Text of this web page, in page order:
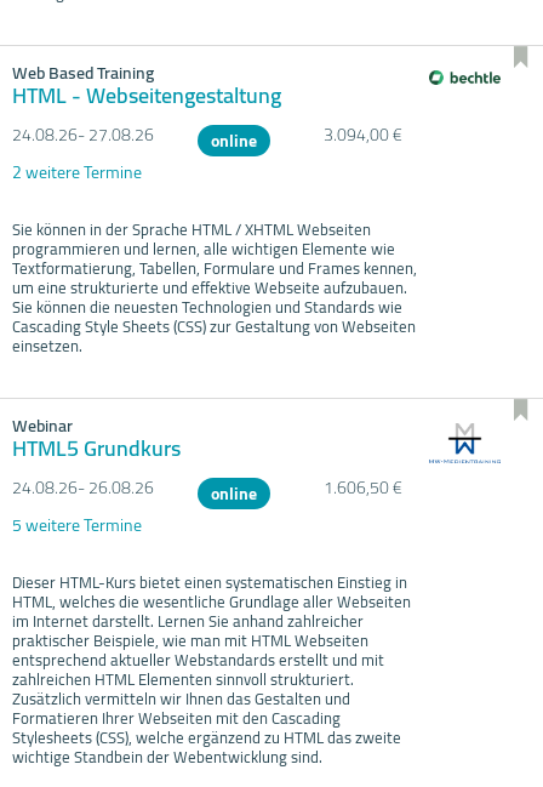
Web Based Training
HTML - Webseitengestaltung
24.08.26- 27.08.26 online
3.094,00 €
2 weitere Termine
Sie können in der Sprache HTML / XHTML Webseiten
programmieren und lernen, alle wichtigen Elemente wie
Textformatierung, Tabellen, Formulare und Frames kennen,
um eine strukturierte und effektive Webseite aufzubauen.
Sie können die neuesten Technologien und Standards wie
Cascading Style Sheets (CSS) zur Gestaltung von Webseiten
einsetzen.
Webinar
HTML5 Grundkurs
24.08.26- 26.08.26 online
1.606,50 €
5 weitere Termine
Dieser HTML-Kurs bietet einen systematischen Einstieg in
HTML, welches die wesentliche Grundlage aller Webseiten
im Internet darstellt. Lernen Sie anhand zahlreicher
praktischer Beispiele, wie man mit HTML Webseiten
entsprechend aktueller Webstandards erstellt und mit
zahlreichen HTML Elementen sinnvoll strukturiert.
Zusätzlich vermitteln wir Ihnen das Gestalten und
Formatieren Ihrer Webseiten mit den Cascading
Stylesheets (CSS), welche ergänzend zu HTML das zweite
wichtige Standbein der Webentwicklung sind.